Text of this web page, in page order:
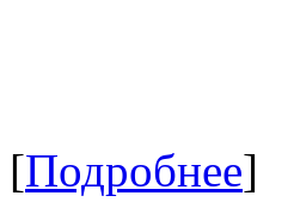
[Подробнее]